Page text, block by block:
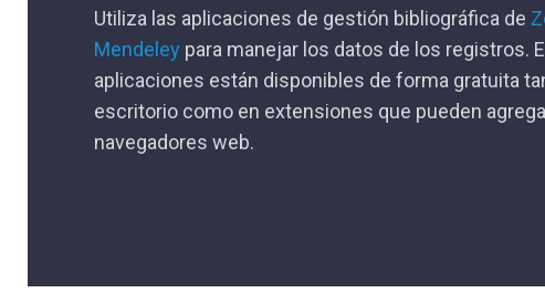
Utiliza las aplicaciones de gestión bibliográfica de
Mendeley para manejar los datos de los registros.
aplicaciones están disponibles de forma gratuita
escritorio como en extensiones que pueden
navegadores web.